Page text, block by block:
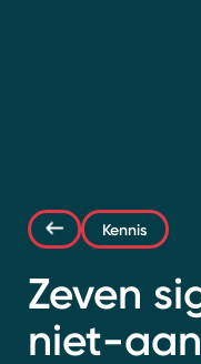
Kennis
Zeven
niet-